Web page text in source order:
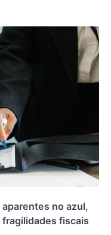
no azul,
fiscais